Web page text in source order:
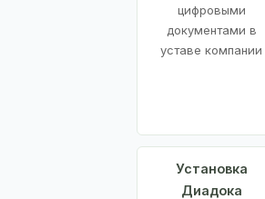
цифровыми
документами в
уставе компании
Установка
Диадока